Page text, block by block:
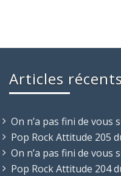
Articles récents
On n’a pas fini de vous
Pop Rock Attitude 205
On n’a pas fini de vous
Pop Rock Attitude 204